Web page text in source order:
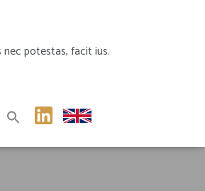
potestas, facit ius.